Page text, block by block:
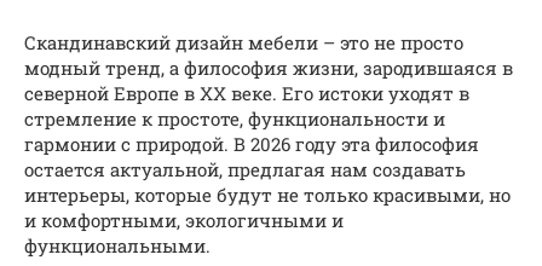
Скандинавский дизайн мебели – это не просто
модный тренд, а философия жизни, зародившаяся в
северной Европе в XX веке. Его истоки уходят в
стремление к простоте, функциональности и
гармонии с природой. В 2026 году эта философия
остается актуальной, предлагая нам создавать
интерьеры, которые будут не только красивыми, но
и комфортными, экологичными и
функциональными.